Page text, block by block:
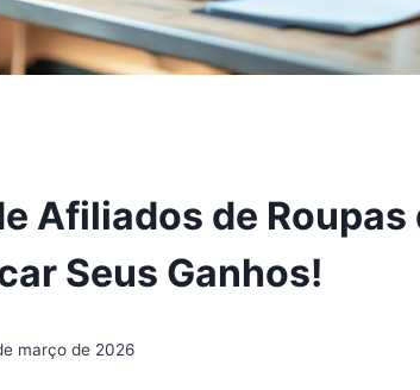
Afiliados de Roupas
Seus Ganhos!
março de 2026